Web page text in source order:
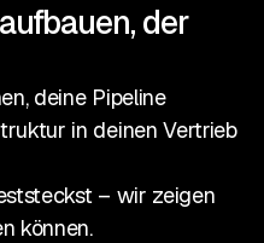
der
deine Pipeline
in deinen Vertrieb
– wir zeigen
können.